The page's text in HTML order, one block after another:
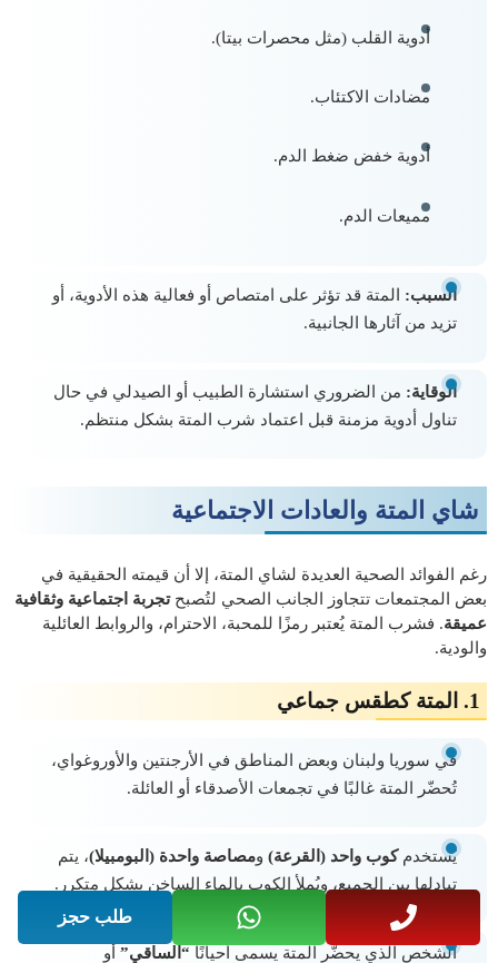
أدوية القلب (مثل محصرات بيتا).
مضادات الاكتئاب.
أدوية خفض ضغط الدم.
مميعات الدم.
السبب: المتة قد تؤثر على امتصاص أو فعالية هذه الأدوية، أو
تزيد من آثارها الجانبية.
الوقاية: من الضروري استشارة الطبيب أو الصيدلي في حال
تناول أدوية مزمنة قبل اعتماد شرب المتة بشكل منتظم.
شاي المتة والعادات الاجتماعية
رغم الفوائد الصحية العديدة لشاي المتة، إلا أن قيمته الحقيقية في
بعض المجتمعات تتجاوز الجانب الصحي لتُصبحتجربة اجتماعية وثقافية
عميقة. فشرب المتة يُعتبر رمزًا للمحبة، الاحترام، والروابط العائلية
والودية.
1. المتة كطقس جماعي
في سوريا ولبنان وبعض المناطق في الأرجنتين والأوروغواي،
تُحضّر المتة غالبًا في تجمعات الأصدقاء أو العائلة.
يُستخدمكوب واحد (القرعة) ومصاصة واحدة (البومبيلا)، يتم
تبادلها بين الجميع، ويُملأ الكوب بالماء الساخن بشكل متكرر.
الشخص الذي يحضّر المتة يسمى أحيانًا “الساقي” أو
طلب حجز